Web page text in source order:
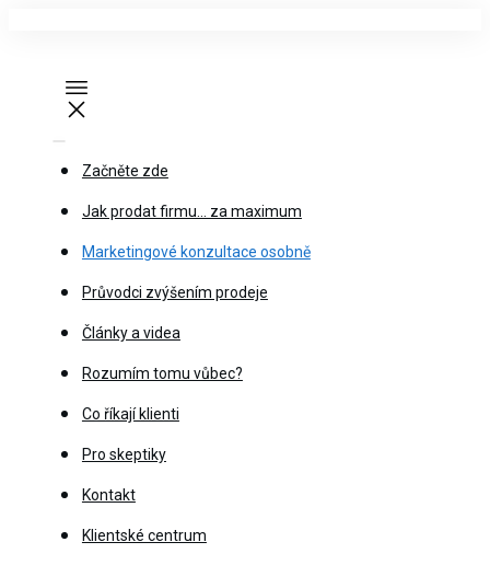
Začněte zde
Jak prodat firmu… za maximum
Marketingové konzultace osobně
Průvodci zvýšením prodeje
Články a videa
Rozumím tomu vůbec?
Co říkají klienti
Pro skeptiky
Kontakt
Klientské centrum